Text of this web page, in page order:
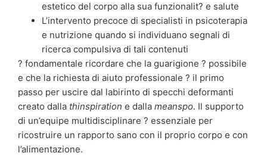
estetico del corpo alla sua funzionalit? e salute
L’intervento precoce di specialisti in psicoterapia
e nutrizione quando si individuano segnali di
ricerca compulsiva di tali contenuti
? fondamentale ricordare che la guarigione ? possibile
e che la richiesta di aiuto professionale ? il primo
passo per uscire dal labirinto di specchi deformanti
creato dalla thinspiration e dalla meanspo. Il supporto
di un’equipe multidisciplinare ? essenziale per
ricostruire un rapporto sano con il proprio corpo e con
l’alimentazione.